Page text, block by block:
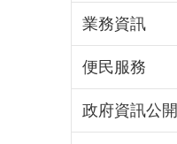
業務資訊
便民服務
政府資訊公開